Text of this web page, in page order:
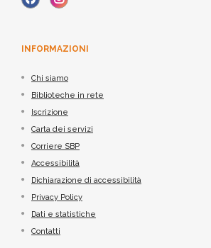
INFORMAZIONI
Chi siamo
Biblioteche in rete
Iscrizione
Carta dei servizi
Corriere SBP
Accessibilità
Dichiarazione di accessibilità
Privacy Policy
Dati e statistiche
Contatti